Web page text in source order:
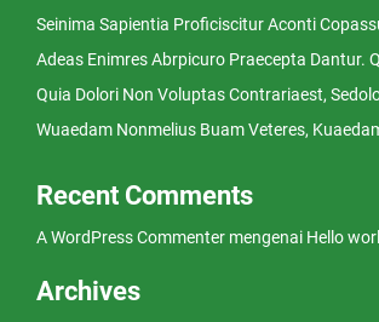
Seinima Sapientia Proficiscitur Aconti
Adeas Enimres Abrpicuro Praecepta Dantur.
Quia Dolori Non Voluptas Contrariaest,
Wuaedam Nonmelius Buam Veteres,
Recent Comments
A WordPress Commenter mengenai Hello
Archives